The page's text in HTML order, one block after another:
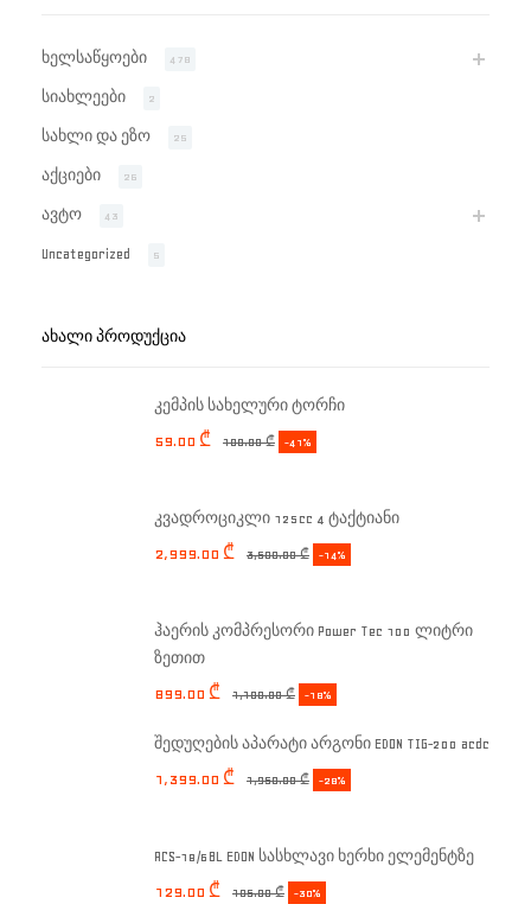
ხელსაწყოები 478
სიახლეები 2
სახლი და ეზო 25
აქციები 26
ავტო 43
Uncategorized 5
ᲐᲮᲐᲚᲘ ᲞᲠᲝᲓᲣᲥᲪᲘᲐ
კემპის სახელური ტორჩი
100.00₾
59.00 ₾ -41%
კვადროციკლი 125cc 4 ტაქტიანი
3,500.00₾
2,999.00 ₾ -14%
ჰაერის კომპრესორი Power Tec 100 ლიტრი
ზეთით
1,100.00₾
899.00 ₾ -18%
შედუღების აპარატი არგონი EDON TIG-200 acdc
1,950.00₾
1,399.00 ₾ -28%
ACS-18/6BL EDON სასხლავი ხერხი ელემენტზე
185.00₾
129.00 ₾ -30%